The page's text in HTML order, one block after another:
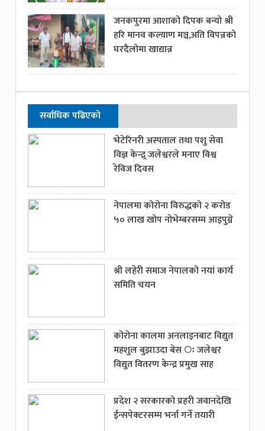
जनकपुरमा आशाको दिपक बन्यो श्री
हरि मानव कल्याण मञ्च,अति विपन्नको
घरदैलोमा खाद्यान्न
सर्वाधिक पढिएको
भेटेरिनरी अस्पताल तथा पशु सेवा
विज्ञ केन्द्र्र जलेश्वरले मनाए विश्व
रेविज दिवस
नेपालमा कोरोना विरुद्धको २ करोड
५० लाख खोप नोभेम्बरसम्म आइपुग्ने
श्री लहेरी समाज नेपालको नयां कार्य
समिति चयन
कोरोना कालमा अनलाइनबाट विद्युत
महशुल बुझाउदा बेस ः जलेश्वर
विद्युत वितरण केन्द्र प्रमुख साह
प्रदेश २ सरकारको प्रहरी जवानदेखि
ईन्सपेक्टरसम्म भर्ना गर्ने तयारी